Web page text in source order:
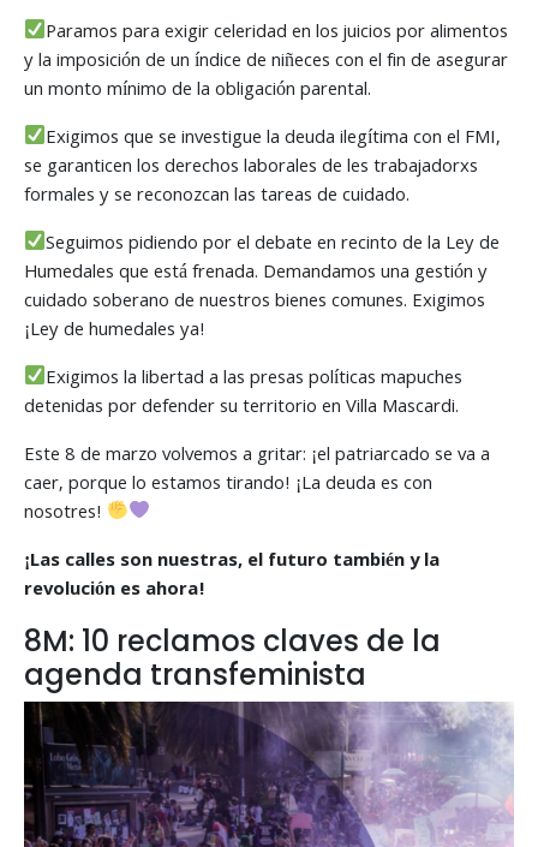
Paramos para exigir celeridad en los juicios por alimentos
y la imposición de un índice de niñeces con el fin de asegurar
un monto mínimo de la obligación parental.
Exigimos que se investigue la deuda ilegítima con el FMI,
se garanticen los derechos laborales de les trabajadorxs
formales y se reconozcan las tareas de cuidado.
Seguimos pidiendo por el debate en recinto de la Ley de
Humedales que está frenada. Demandamos una gestión y
cuidado soberano de nuestros bienes comunes. Exigimos
¡Ley de humedales ya!
Exigimos la libertad a las presas políticas mapuches
detenidas por defender su territorio en Villa Mascardi.
Este 8 de marzo volvemos a gritar: ¡el patriarcado se va a
caer, porque lo estamos tirando! ¡La deuda es con
nosotres!
¡Las calles son nuestras, el futuro también y la
revolución es ahora!
8M: 10 reclamos claves de la
agenda transfeminista